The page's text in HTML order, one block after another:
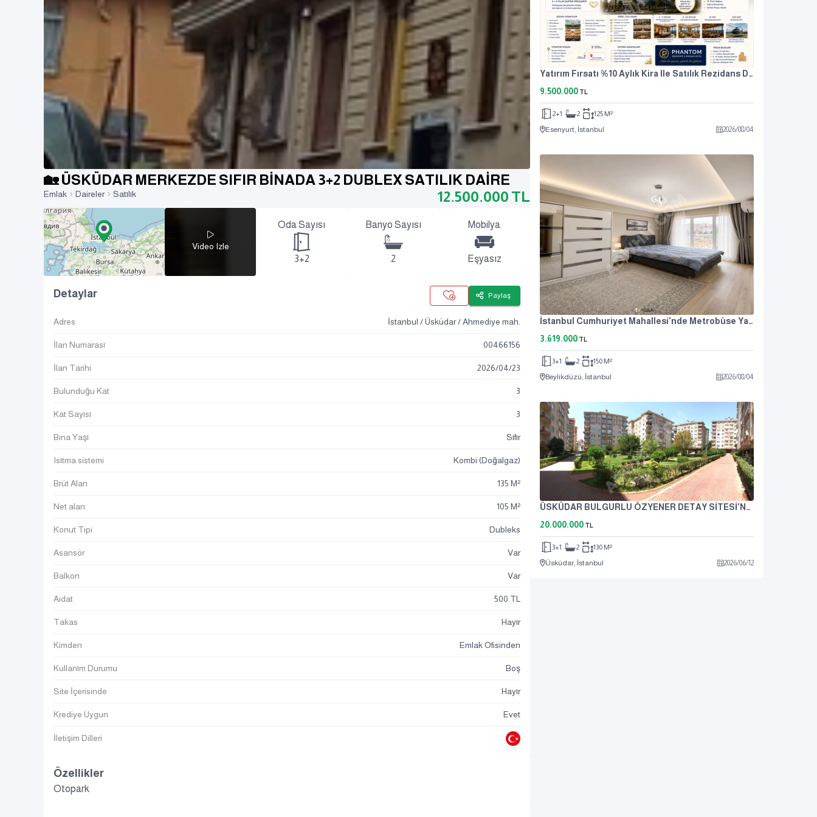
🏡 ÜSKÜDAR MERKEZDE SIFIR BİNADA 3+2 DUBLEX SATILIK DAİRE
Emlak Daireler Satılık 12.500.000 TL
Video Izle
Oda Sayısı
3+2
Banyo Sayısı
2
Mobilya
Eşyasız
Detaylar Paylaş
Adres İstanbul / Üsküdar / Ahmediye mah.
İlan Numarası 00466156
İlan Tarihi 2026/04/23
Bulunduğu Kat 3
Kat Sayısı 3
Bina Yaşı Sıfır
Isıtma sistemi Kombi (Doğalgaz)
Brüt Alan 135 M²
Net alan 105 M²
Konut Tipi Dubleks
Asansör Var
Balkon Var
Aidat 500 TL
Takas Hayır
Kimden Emlak Ofisinden
Kullanım Durumu Boş
Site İçerisinde Hayır
Krediye Uygun Evet
İletişim Dilleri
Özellikler
Otopark
Yatırım Fırsatı %10 Aylık Kira Ile Satılık Rezidans Daire 2+1 Satılık
9.500.000 TL
2+1 2
125 M²
Esenyurt, İstanbul
2026/08/04
İstanbul Cumhuriyet Mahallesi'nde Metrobüse Yakın, Uygun Fiyatlı Satılık 3+1 Daire.
3.619.000 TL
3+1 2
150 M²
Beylikdüzü, İstanbul
2026/08/04
ÜSKÜDAR BULGURLU ÖZYENER DETAY SİTESİ'NDE SATILIK 3+1 DAİRE
20.000.000 TL
3+1 2
130 M²
Üsküdar, İstanbul
2026/06/12